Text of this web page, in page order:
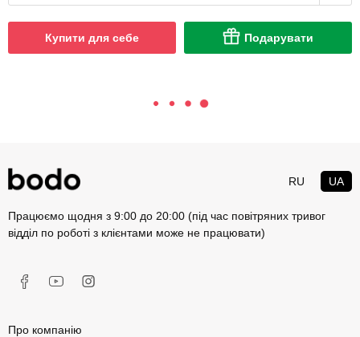
Купити для себе Подарувати
RU UA
Працюємо щодня з 9:00 до 20:00 (під час повітряних тривог
відділ по роботі з клієнтами може не працювати)
Про компанію